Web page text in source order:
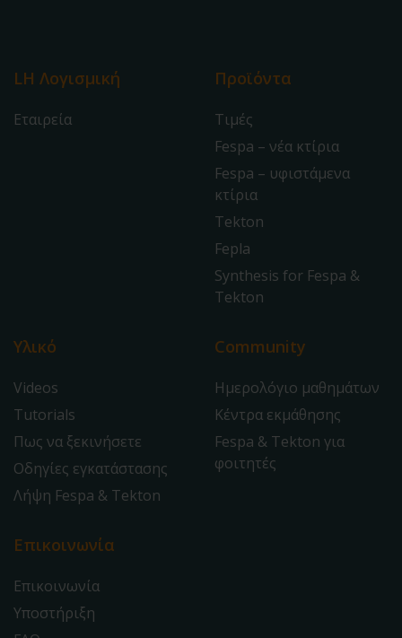
LH Λογισμική
Εταιρεία
Προϊόντα
Τιμές
Fespa – νέα κτίρια
Fespa – υφιστάμενα
κτίρια
Tekton
Fepla
Synthesis for Fespa &
Tekton
Υλικό
Videos
Tutorials
Πως να ξεκινήσετε
Οδηγίες εγκατάστασης
Λήψη Fespa & Tekton
Community
Ημερολόγιο μαθημάτων
Κέντρα εκμάθησης
Fespa & Tekton για
φοιτητές
Επικοινωνία
Επικοινωνία
Υποστήριξη